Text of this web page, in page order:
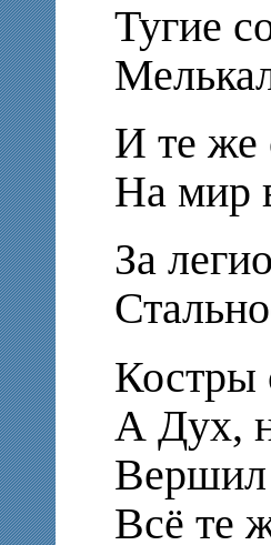
Тугие
И те же
На мир
За
Костры
А Дух,
Вершил
Всё те